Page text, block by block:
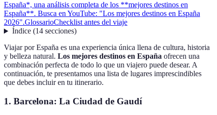
España*, una análisis completa de los **mejores destinos en
España**. Busca en YouTube: "Los mejores destinos en España
2026".GlossarioChecklist antes del viaje
Índice(14 secciones)
Viajar por España es una experiencia única llena de cultura, historia
y belleza natural. Los mejores destinos en España ofrecen una
combinación perfecta de todo lo que un viajero puede desear. A
continuación, te presentamos una lista de lugares imprescindibles
que debes incluir en tu itinerario.
1. Barcelona: La Ciudad de Gaudí